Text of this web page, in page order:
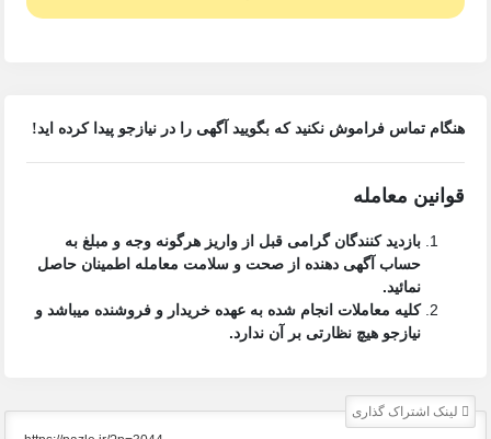
هنگام تماس فراموش نکنید که بگویید آگهی را درنیازجوپیدا کرده اید!
قوانین معامله
بازدید کنندگان گرامی قبل از واریز هرگونه وجه و مبلغ به
حساب آگهی دهنده از صحت و سلامت معامله اطمینان حاصل
نمائید.
کلیه معاملات انجام شده به عهده خریدار و فروشنده میباشد و
نیازجو هیچ نظارتی بر آن ندارد.
لینک اشتراک گذاری